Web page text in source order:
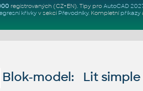
registrovaných (CZ+EN). Tipy pro AutoCAD
křivkyv sekci Převodníky. Kompletní příkazy
Blok-model: Lit simple